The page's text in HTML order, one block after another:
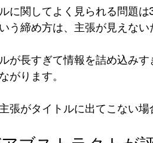
に関してよく見られる問題
う締め方は、主張が見えない
が長すぎて情報を詰め込み
がります。
張がタイトルに出てこない